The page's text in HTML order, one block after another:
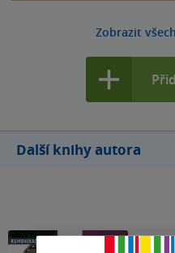
Zobrazit
Další knihy autora